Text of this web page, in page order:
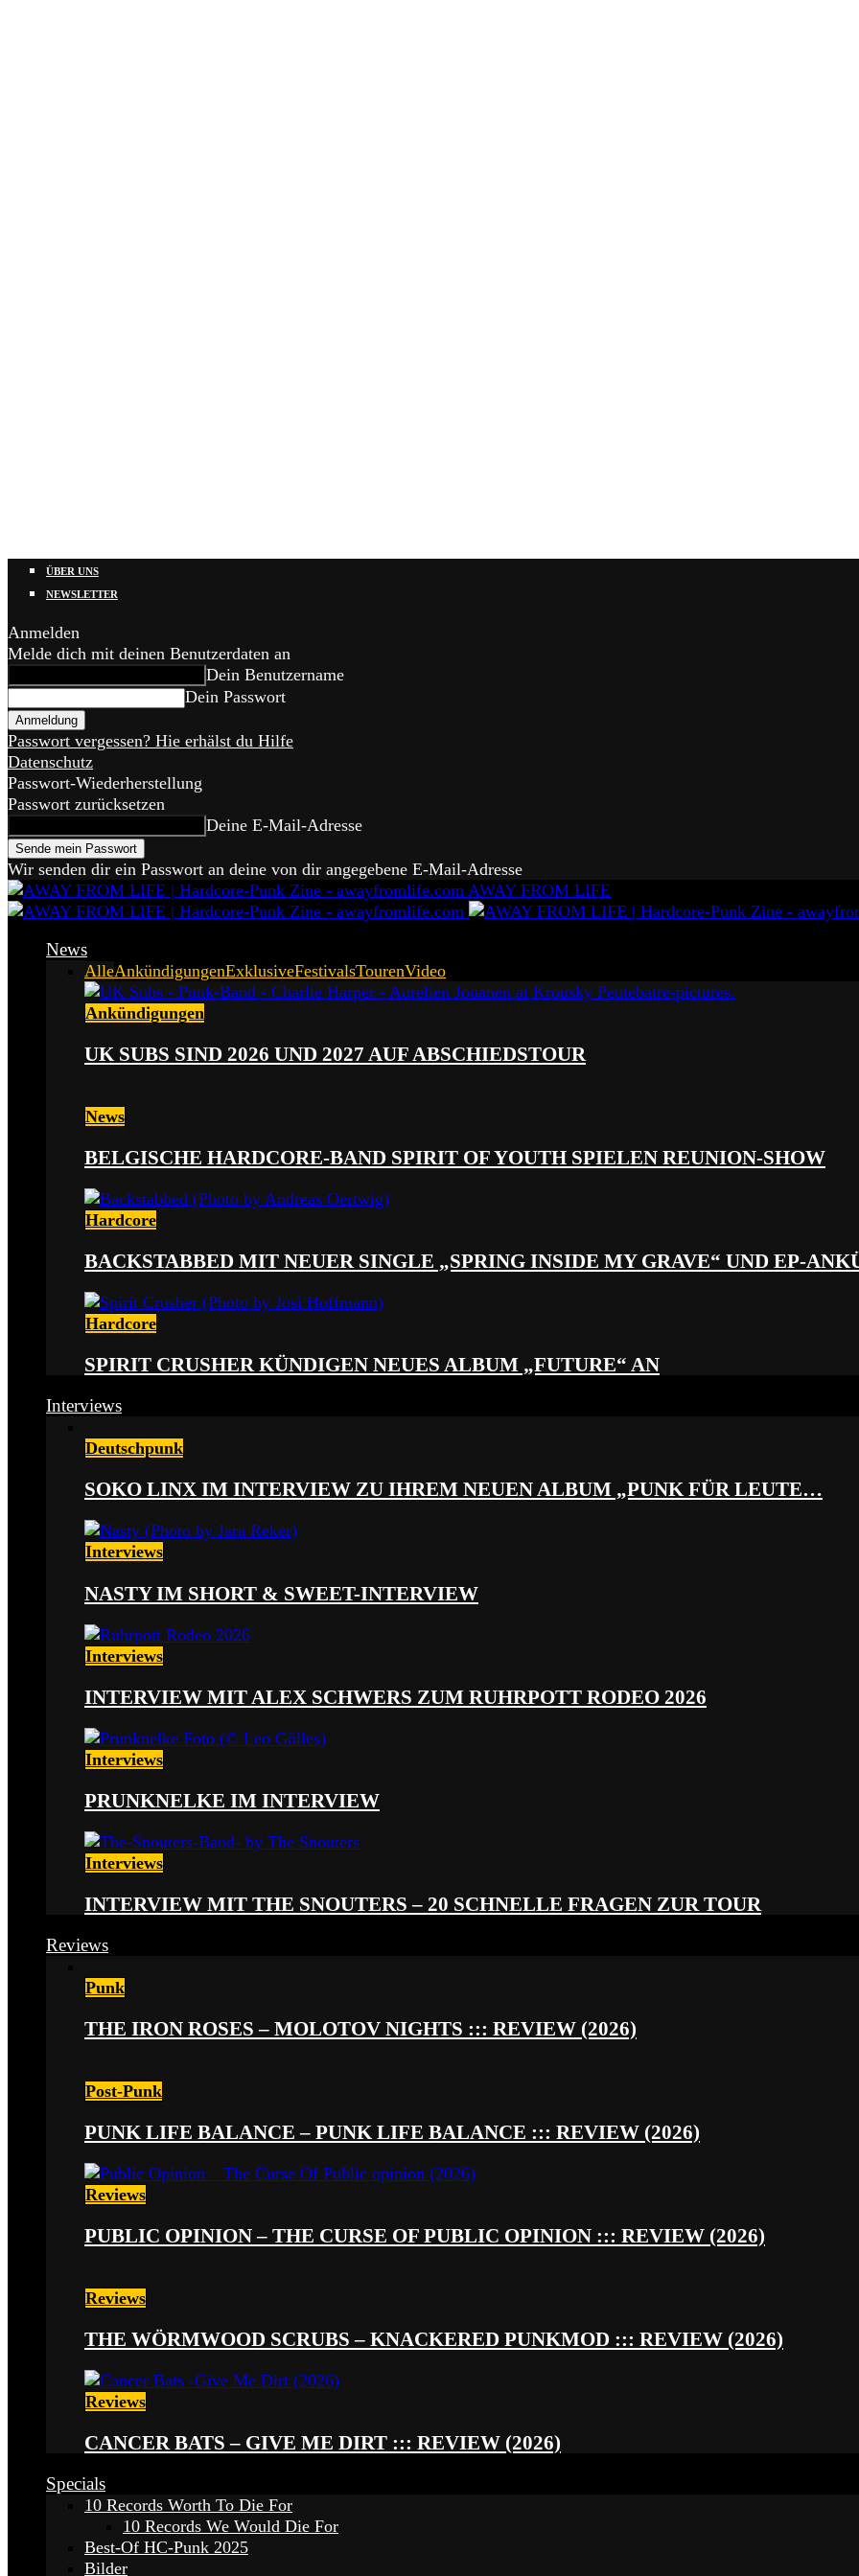
ÜBER UNS
NEWSLETTER
Anmelden
Melde dich mit deinen Benutzerdaten an
Dein Benutzername
Dein Passwort
Passwort vergessen? Hie erhälst du Hilfe
Datenschutz
Passwort-Wiederherstellung
Passwort zurücksetzen
Deine E-Mail-Adresse
Wir senden dir ein Passwort an deine von dir angegebene E-Mail-Adresse
AWAY FROM LIFE
News
AlleAnkündigungenExklusiveFestivalsTourenVideo
Ankündigungen
UK SUBS SIND 2026 UND 2027 AUF ABSCHIEDSTOUR
News
BELGISCHE HARDCORE-BAND SPIRIT OF YOUTH SPIELEN REUNION-SHOW
Hardcore
BACKSTABBED MIT NEUER SINGLE „SPRING INSIDE MY GRAVE“ UND EP-
Hardcore
SPIRIT CRUSHER KÜNDIGEN NEUES ALBUM „FUTURE“ AN
Interviews
Deutschpunk
SOKO LINX IM INTERVIEW ZU IHREM NEUEN ALBUM „PUNK FÜR LEUTE…
Interviews
NASTY IM SHORT & SWEET-INTERVIEW
Interviews
INTERVIEW MIT ALEX SCHWERS ZUM RUHRPOTT RODEO 2026
Interviews
PRUNKNELKE IM INTERVIEW
Interviews
INTERVIEW MIT THE SNOUTERS – 20 SCHNELLE FRAGEN ZUR TOUR
Reviews
Punk
THE IRON ROSES – MOLOTOV NIGHTS ::: REVIEW (2026)
Post-Punk
PUNK LIFE BALANCE – PUNK LIFE BALANCE ::: REVIEW (2026)
Reviews
PUBLIC OPINION – THE CURSE OF PUBLIC OPINION ::: REVIEW (2026)
Reviews
THE WÖRMWOOD SCRUBS – KNACKERED PUNKMOD ::: REVIEW (2026)
Reviews
CANCER BATS – GIVE ME DIRT ::: REVIEW (2026)
Specials
10 Records Worth To Die For
10 Records We Would Die For
Best-Of HC-Punk 2025
Bilder